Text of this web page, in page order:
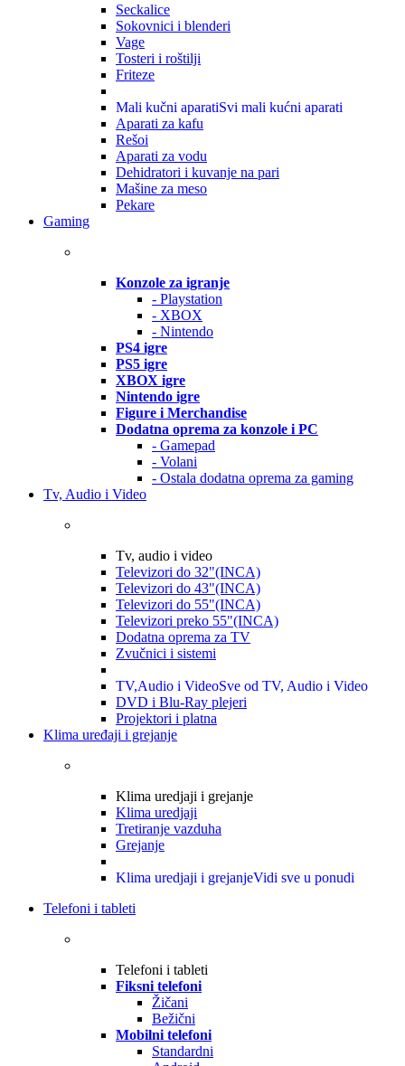
Seckalice
Sokovnici i blenderi
Vage
Tosteri i roštilji
Friteze
Mali kučni aparatiSvi mali kućni aparati
Aparati za kafu
Rešoi
Aparati za vodu
Dehidratori i kuvanje na pari
Mašine za meso
Pekare
Gaming
Konzole za igranje
- Playstation
- XBOX
- Nintendo
PS4 igre
PS5 igre
XBOX igre
Nintendo igre
Figure i Merchandise
Dodatna oprema za konzole i PC
- Gamepad
- Volani
- Ostala dodatna oprema za gaming
Tv, Audio i Video
Tv, audio i video
Televizori do 32"(INCA)
Televizori do 43"(INCA)
Televizori do 55"(INCA)
Televizori preko 55"(INCA)
Dodatna oprema za TV
Zvučnici i sistemi
TV,Audio i VideoSve od TV, Audio i Video
DVD i Blu-Ray plejeri
Projektori i platna
Klima uređaji i grejanje
Klima uredjaji i grejanje
Klima uredjaji
Tretiranje vazduha
Grejanje
Klima uredjaji i grejanjeVidi sve u ponudi
Telefoni i tableti
Telefoni i tableti
Fiksni telefoni
Žičani
Bežični
Mobilni telefoni
Standardni